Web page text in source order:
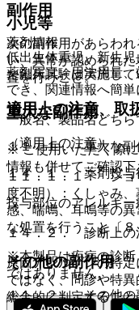
小児等
低出生体重児、新生
た臨床試験は実施して
適用上の注意、取
（適用上の注意）
１４．１． 薬剤投与
投与部位のアレルギ
１４．２． 診断上の
原因アレルゲンの特
ではなく、問診や特
総合的に判定すること
副作用
次の副作用があらわ
い、異常が認められ
置を行うこと。
重大な副作用
１１．１． 重大な副
１１．１．１． ショ
度不明）：くしゃみ
感、喘鳴、耳鳴等の
な処置を行うこと〔８
その他の副作用
１１．２． その他の
薬剤情報
薬剤写真、用法用量
でき、関連情報へ簡単
一般名、製品名どちら
※ ご使用いただく際
情報も併せてご確認下
※本製品は疾病の診断
ではありません。